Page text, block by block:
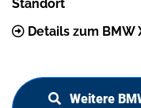
Standort
Details zum BMW
Weitere